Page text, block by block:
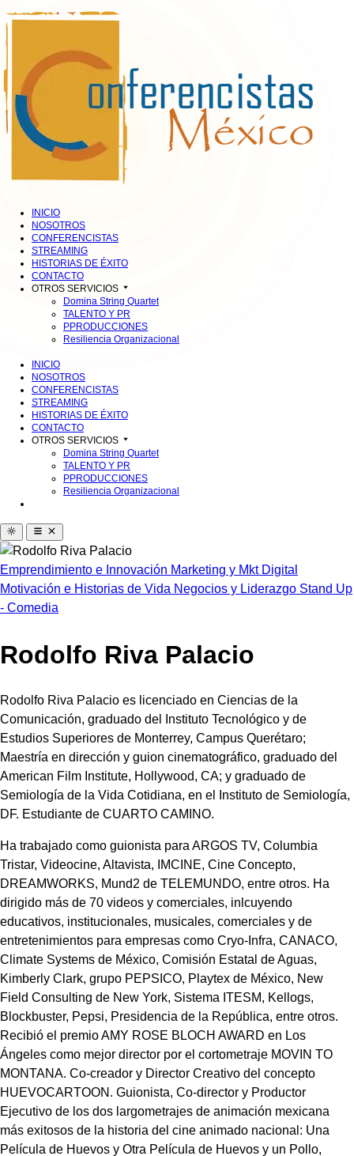
INICIO
NOSOTROS
CONFERENCISTAS
STREAMING
HISTORIAS DE ÉXITO
CONTACTO
OTROS SERVICIOS
Domina String Quartet
TALENTO Y PR
PPRODUCCIONES
Resiliencia Organizacional
INICIO
NOSOTROS
CONFERENCISTAS
STREAMING
HISTORIAS DE ÉXITO
CONTACTO
OTROS SERVICIOS
Domina String Quartet
TALENTO Y PR
PPRODUCCIONES
Resiliencia Organizacional
Emprendimiento e Innovación Marketing y Mkt Digital
Motivación e Historias de Vida Negocios y Liderazgo Stand Up
- Comedia
Rodolfo Riva Palacio
Rodolfo Riva Palacio es licenciado en Ciencias de la
Comunicación, graduado del Instituto Tecnológico y de
Estudios Superiores de Monterrey, Campus Querétaro;
Maestría en dirección y guion cinematográfico, graduado del
American Film Institute, Hollywood, CA; y graduado de
Semiología de la Vida Cotidiana, en el Instituto de Semiología,
DF. Estudiante de CUARTO CAMINO.
Ha trabajado como guionista para ARGOS TV, Columbia
Tristar, Videocine, Altavista, IMCINE, Cine Concepto,
DREAMWORKS, Mund2 de TELEMUNDO, entre otros. Ha
dirigido más de 70 videos y comerciales, inlcuyendo
educativos, institucionales, musicales, comerciales y de
entretenimientos para empresas como Cryo-Infra, CANACO,
Climate Systems de México, Comisión Estatal de Aguas,
Kimberly Clark, grupo PEPSICO, Playtex de México, New
Field Consulting de New York, Sistema ITESM, Kellogs,
Blockbuster, Pepsi, Presidencia de la República, entre otros.
Recibió el premio AMY ROSE BLOCH AWARD en Los
Ángeles como mejor director por el cortometraje MOVIN TO
MONTANA. Co-creador y Director Creativo del concepto
HUEVOCARTOON. Guionista, Co-director y Productor
Ejecutivo de los dos largometrajes de animación mexicana
más exitosos de la historia del cine animado nacional: Una
Película de Huevos y Otra Película de Huevos y un Pollo,